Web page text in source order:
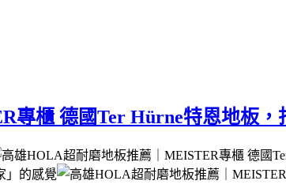
櫃 德國Ter Hürne特恩地板，
」的感覺